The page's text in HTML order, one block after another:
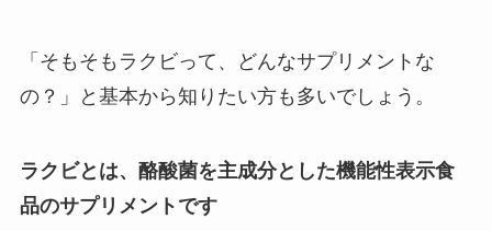
「そもそもラクビって、どんなサプリメントな
の？」と基本から知りたい方も多いでしょう。
ラクビとは、酪酸菌を主成分とした機能性表示食
品のサプリメントです